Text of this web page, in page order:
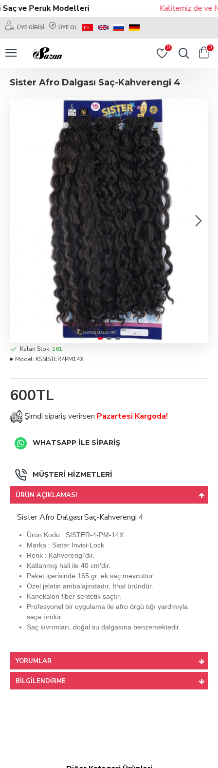
ve Peruk Modelleri Kalitemiz de ve
ÜYE GIRIŞI ÜYE OL
0 0
Sister Afro Dalgası Saç-Kahverengi 4
600TL
Kalan Stok: 181
Model: KSSISTER4PM14X
Şimdi sipariş verirsen Pazartesi Kargoda!
WHATSAPP İLE SİPARİŞ
MÜŞTERİ HİZMETLERİ
ÜRÜN AÇIKLAMASI
Sister Afro Dalgası Saç-Kahverengi 4
Ürün Kodu : SISTER-4-PM-14X
Marka : Sister Invisi-Lock
Renk : Kahverengi'dir.
Katlanmış hali ile 40 cm'dir.
Paket içerisinde 165 gr. ek saç mevcuttur.
Özel jelatin ambalajındadır, İthal üründür.
Kanekalon fiber sentetik saçtır.
Profesyonel bir uygulama ile afro örgü tığı yardmıyla
saça örülür.
Saç kıvrımları, doğal su dalgasına benzemektedir.
YORUMLAR
BILGILENDIRME